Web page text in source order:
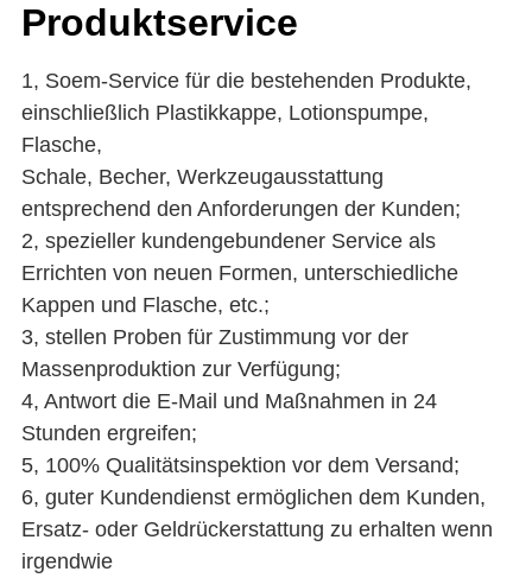
Produktservice
1, Soem-Service für die bestehenden Produkte,
einschließlich Plastikkappe, Lotionspumpe,
Flasche,
Schale, Becher, Werkzeugausstattung
entsprechend den Anforderungen der Kunden;
2, spezieller kundengebundener Service als
Errichten von neuen Formen, unterschiedliche
Kappen und Flasche, etc.;
3, stellen Proben für Zustimmung vor der
Massenproduktion zur Verfügung;
4, Antwort die E-Mail und Maßnahmen in 24
Stunden ergreifen;
5, 100% Qualitätsinspektion vor dem Versand;
6, guter Kundendienst ermöglichen dem Kunden,
Ersatz- oder Geldrückerstattung zu erhalten wenn
irgendwie